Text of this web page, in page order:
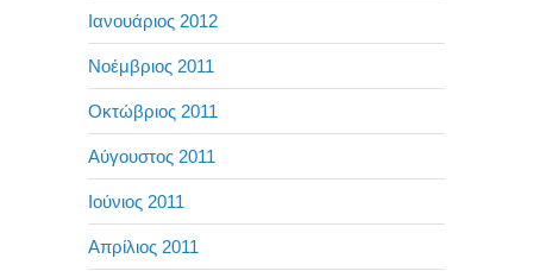
Ιανουάριος 2012
Νοέμβριος 2011
Οκτώβριος 2011
Αύγουστος 2011
Ιούνιος 2011
Απρίλιος 2011